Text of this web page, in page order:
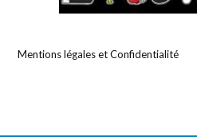
Mentions légales et Confidentialité